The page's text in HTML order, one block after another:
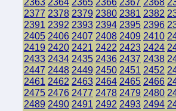
2377 2378 2379 2380 2381 2382
2391 2392 2393 2394 2395 2396
2405 2406 2407 2408 2409 2410
2419 2420 2421 2422 2423 2424
2433 2434 2435 2436 2437 2438
2447 2448 2449 2450 2451 2452
2461 2462 2463 2464 2465 2466
2475 2476 2477 2478 2479 2480
2489 2490 2491 2492 2493 2494